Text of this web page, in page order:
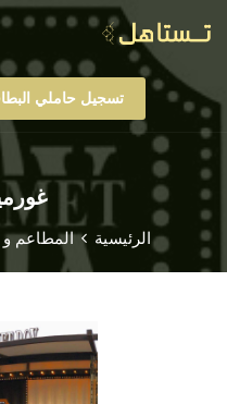
تسجيل حاملي
الرئيسية المطاعم و